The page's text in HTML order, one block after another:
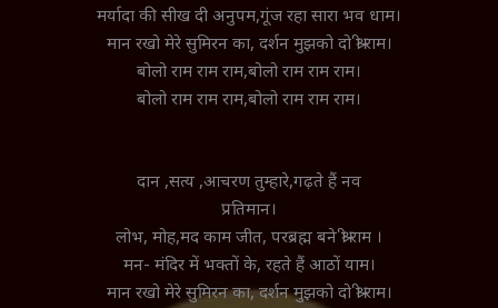
मर्यादा की सीख दी अनुपम,गूंज रहा सारा भव धाम।
मान रखो मेरे सुमिरन का, दर्शन मुझको दो श्री राम।
बोलो राम राम राम,बोलो राम राम राम।
बोलो राम राम राम,बोलो राम राम राम।
दान ,सत्य ,आचरण तुम्हारे,गढ़ते हैं नव
प्रतिमान।
लोभ, मोह,मद काम जीत, परब्रह्म बने श्री राम ।
मन- मंदिर में भक्तों के, रहते हैं आठों याम।
मान रखो मेरे सुमिरन का, दर्शन मुझको दो श्री राम।